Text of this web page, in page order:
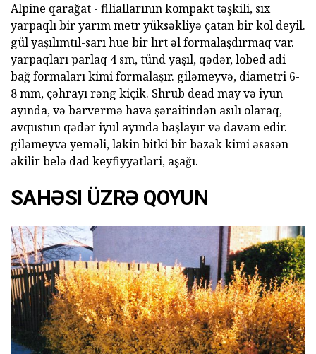
Alpine qarağat - filiallarının kompakt təşkili, sıx
yarpaqlı bir yarım metr yüksəkliyə çatan bir kol deyil.
gül yaşılımtıl-sarı hue bir lırt əl formalaşdırmaq var.
yarpaqları parlaq 4 sm, tünd yaşıl, qədər, lobed adi
bağ formaları kimi formalaşır. giləmeyvə, diametri 6-
8 mm, çəhrayı rəng kiçik. Shrub dead may və iyun
ayında, və barvermə hava şəraitindən asılı olaraq,
avqustun qədər iyul ayında başlayır və davam edir.
giləmeyvə yeməli, lakin bitki bir bəzək kimi əsasən
əkilir belə dad keyfiyyətləri, aşağı.
SAHƏSI ÜZRƏ QOYUN